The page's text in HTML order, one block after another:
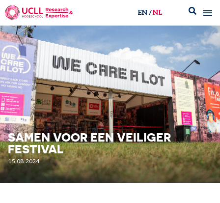
UCLL Research & Expertise
EN NL
SAMEN VOOR EEN VEILIGER
FESTIVAL
15.08.2024